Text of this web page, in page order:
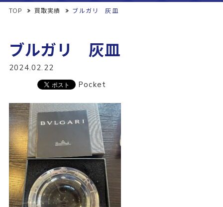
TOP 買取実績 ブルガリ 灰皿
ブルガリ 灰皿
2024.02.22
Pocket